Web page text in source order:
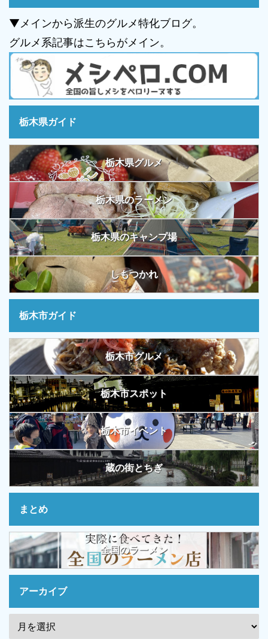
▼メインから派生のグルメ特化ブログ。
グルメ系記事はこちらがメイン。
栃木県ガイド
栃木県グルメ
栃木県のラーメン
栃木県のキャンプ場
しもつかれ
栃木市ガイド
栃木市グルメ
栃木市スポット
栃木市イベント
蔵の街とちぎ
まとめ
全国のラーメン
アーカイブ